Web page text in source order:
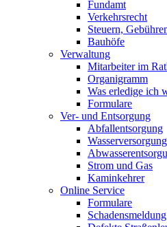
Fundamt
Verkehrsrecht
Steuern,
Bauhöfe
Verwaltung
Mitarbeiter im
Organigramm
Was erledige ich
Formulare
Ver- und Entsorgung
Abfallentsorgung
Wasserversorgung
Strom und Gas
Kaminkehrer
Online Service
Formulare